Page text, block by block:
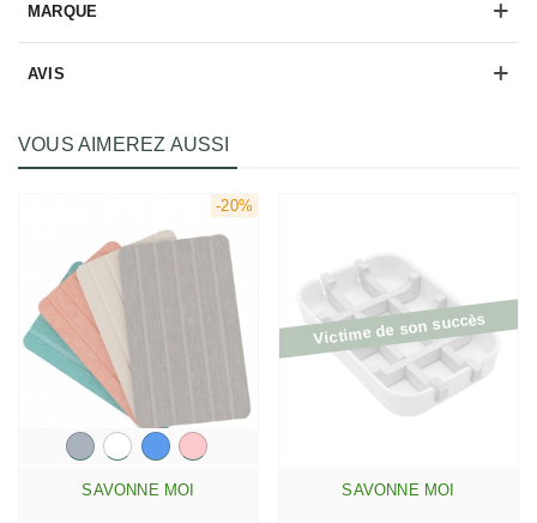
MARQUE
AVIS
VOUS AIMEREZ AUSSI
-20%
SAVONNE MOI
Victime de son succès
SAVONNE MOI